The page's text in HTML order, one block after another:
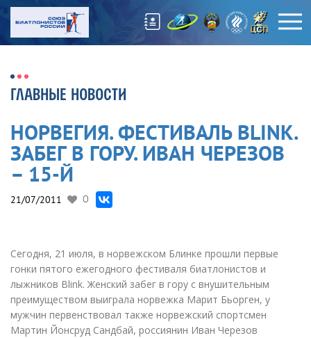
ГЛАВНЫЕ НОВОСТИ
НОРВЕГИЯ. ФЕСТИВАЛЬ BLINK.
ЗАБЕГ В ГОРУ. ИВАН ЧЕРЕЗОВ
– 15-Й
21/07/2011 0
Сегодня, 21 июля, в норвежском Блинке прошли первые
гонки пятого ежегодного фестиваля биатлонистов и
лыжников Blink. Женский забег в гору с внушительным
преимуществом выиграла норвежка Марит Бьорген, у
мужчин первенствовал также норвежский спортсмен
Мартин Йонсруд Сандбай, россиянин Иван Черезов